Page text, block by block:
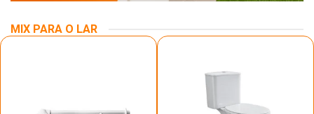
MIX PARA O LAR